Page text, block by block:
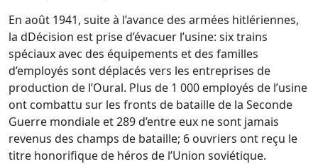
En août 1941, suite à l’avance des armées hitlériennes,
la dDécision est prise d’évacuer l’usine: six trains
spéciaux avec des équipements et des familles
d’employés sont déplacés vers les entreprises de
production de l’Oural. Plus de 1 000 employés de l’usine
ont combattu sur les fronts de bataille de la Seconde
Guerre mondiale et 289 d’entre eux ne sont jamais
revenus des champs de bataille; 6 ouvriers ont reçu le
titre honorifique de héros de l’Union soviétique.